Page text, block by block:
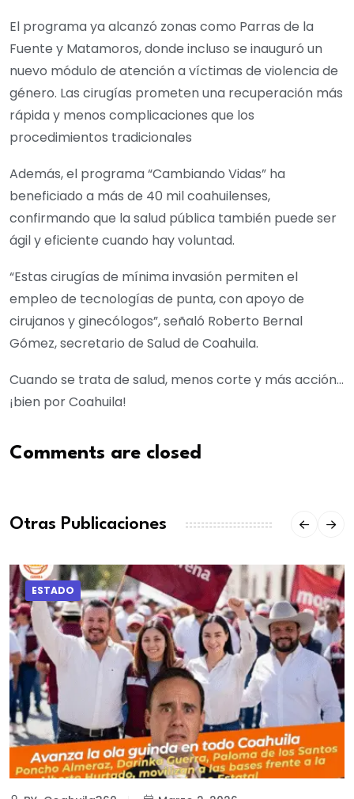
El programa ya alcanzó zonas como Parras de la
Fuente y Matamoros, donde incluso se inauguró un
nuevo módulo de atención a víctimas de violencia de
género. Las cirugías prometen una recuperación más
rápida y menos complicaciones que los
procedimientos tradicionales
Además, el programa “Cambiando Vidas” ha
beneficiado a más de 40 mil coahuilenses,
confirmando que la salud pública también puede ser
ágil y eficiente cuando hay voluntad.
“Estas cirugías de mínima invasión permiten el
empleo de tecnologías de punta, con apoyo de
cirujanos y ginecólogos”, señaló Roberto Bernal
Gómez, secretario de Salud de Coahuila.
Cuando se trata de salud, menos corte y más acción…
¡bien por Coahuila!
Comments are closed
Otras Publicaciones
ESTADO